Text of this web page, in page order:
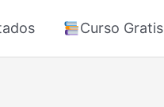
Curso Gratis